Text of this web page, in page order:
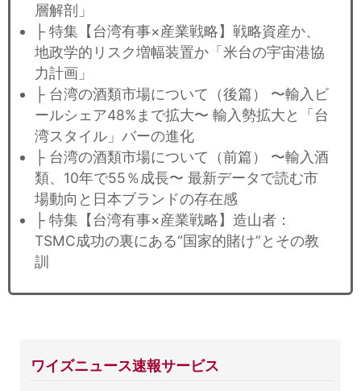
層解剖」
├ 特集【台湾有事×産業戦略】戦略資産か、
地政学的リスク増幅装置か「米台の宇宙港協
力計画」
├ 台湾の酒類市場について（後篇） 〜輸入ビ
ールシェア48%まで拡大〜 輸入勢拡大と「台
湾スタイル」バーの進化
├ 台湾の酒類市場について（前篇） 〜輸入酒
類、10年で55％成長〜 最新データで読む市
場動向と日本ブランドの存在感
├ 特集【台湾有事×産業戦略】造山者：
TSMC成功の裏にある“国家的賭け”とその教
訓
ワイズニュース速報サービス